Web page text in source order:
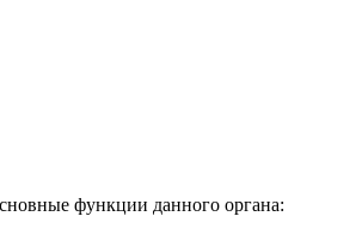
функции данного органа: